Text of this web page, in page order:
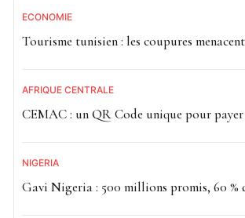
ECONOMIE
Tourisme tunisien : les coupures
AFRIQUE CENTRALE
CEMAC : un QR Code unique pour payer
NIGÉRIA
Gavi Nigeria : 500 millions promis, 60 %